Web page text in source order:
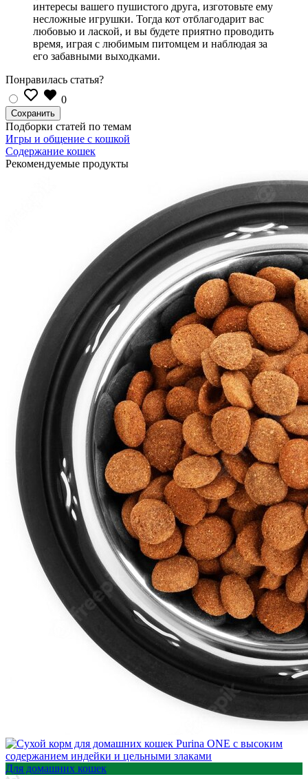
интересы вашего пушистого друга, изготовьте ему
несложные игрушки. Тогда кот отблагодарит вас
любовью и лаской, и вы будете приятно проводить
время, играя с любимым питомцем и наблюдая за
его забавными выходками.
Понравилась статья?
0
Подборки статей по темам
Игры и общение с кошкой
Содержание кошек
Рекомендуемые продукты
Для домашних кошек